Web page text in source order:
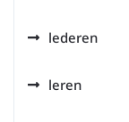
lederen
leren